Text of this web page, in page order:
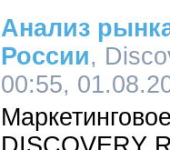
Анализ
России,
00:55,